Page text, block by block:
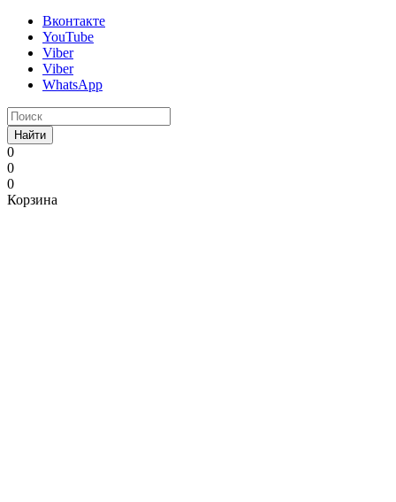
Вконтакте
YouTube
Viber
Viber
WhatsApp
Найти
0
0
0
Корзина